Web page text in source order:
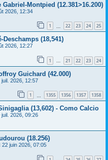
Montpied (12.381>16.200)
2026, 12:34
1 22 23 24 25
Deschamps (18,541)
2026, 12:27
1 … 21 22 23 24
Guichard (42.000)
juil. 2026, 12:57
1 1355 1356 1357 1358
(13,602) - Como Calcio
juil. 2026, 09:26
(18.256)
22 juin 2026, 07:05